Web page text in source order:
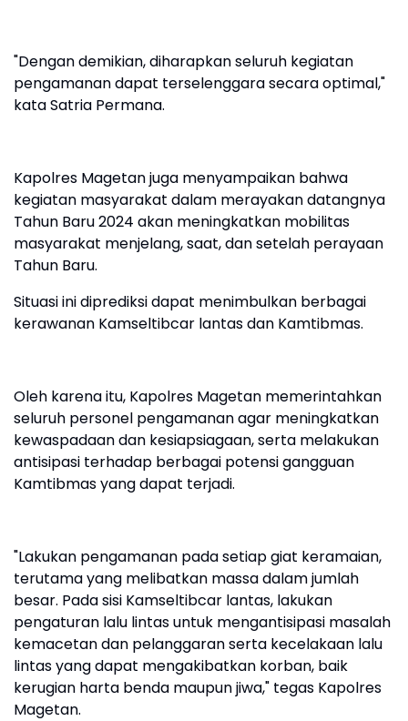
"Dengan demikian, diharapkan seluruh kegiatan
pengamanan dapat terselenggara secara optimal,"
kata Satria Permana.
Kapolres Magetan juga menyampaikan bahwa
kegiatan masyarakat dalam merayakan datangnya
Tahun Baru 2024 akan meningkatkan mobilitas
masyarakat menjelang, saat, dan setelah perayaan
Tahun Baru.
Situasi ini diprediksi dapat menimbulkan berbagai
kerawanan Kamseltibcar lantas dan Kamtibmas.
Oleh karena itu, Kapolres Magetan memerintahkan
seluruh personel pengamanan agar meningkatkan
kewaspadaan dan kesiapsiagaan, serta melakukan
antisipasi terhadap berbagai potensi gangguan
Kamtibmas yang dapat terjadi.
"Lakukan pengamanan pada setiap giat keramaian,
terutama yang melibatkan massa dalam jumlah
besar. Pada sisi Kamseltibcar lantas, lakukan
pengaturan lalu lintas untuk mengantisipasi masalah
kemacetan dan pelanggaran serta kecelakaan lalu
lintas yang dapat mengakibatkan korban, baik
kerugian harta benda maupun jiwa," tegas Kapolres
Magetan.